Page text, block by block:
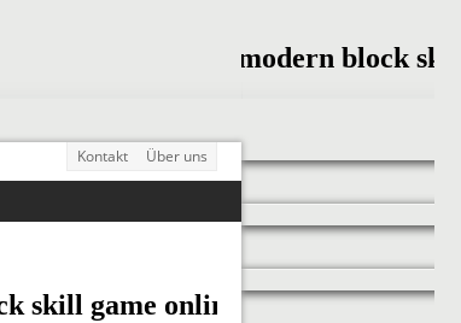
Kontakt Über uns